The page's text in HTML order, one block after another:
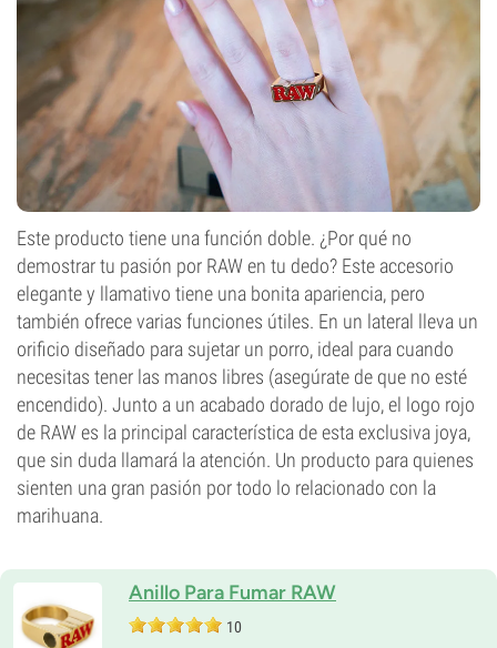
Este producto tiene una función doble. ¿Por qué no
demostrar tu pasión por RAW en tu dedo? Este accesorio
elegante y llamativo tiene una bonita apariencia, pero
también ofrece varias funciones útiles. En un lateral lleva un
orificio diseñado para sujetar un porro, ideal para cuando
necesitas tener las manos libres (asegúrate de que no esté
encendido). Junto a un acabado dorado de lujo, el logo rojo
de RAW es la principal característica de esta exclusiva joya,
que sin duda llamará la atención. Un producto para quienes
sienten una gran pasión por todo lo relacionado con la
marihuana.
Anillo Para Fumar RAW
10